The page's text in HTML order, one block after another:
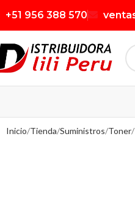
+51 956 388 570
Inicio Tienda Suministros Toner